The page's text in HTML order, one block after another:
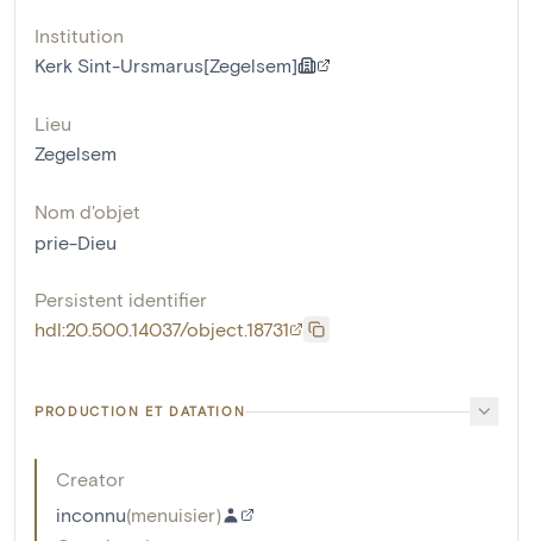
Institution
Kerk Sint-Ursmarus[Zegelsem]
Lieu
Zegelsem
Nom d'objet
prie-Dieu
Persistent identifier
hdl:20.500.14037/object.18731
PRODUCTION ET DATATION
Creator
inconnu(menuisier)